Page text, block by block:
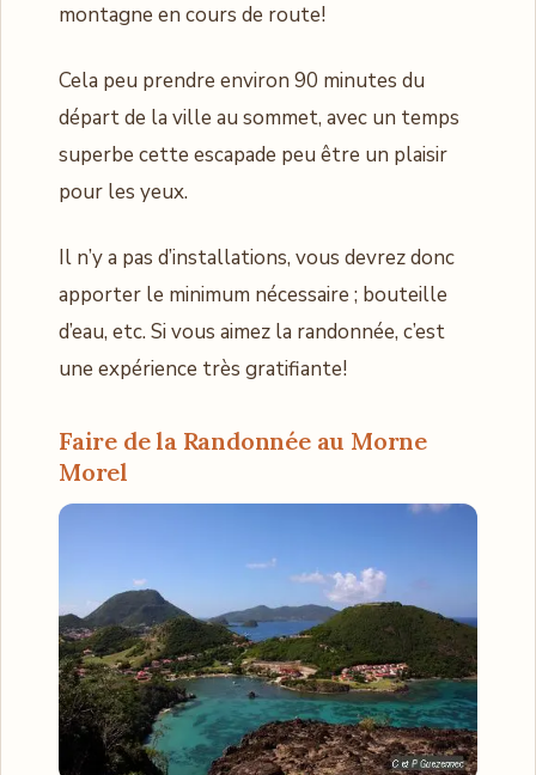
montagne en cours de route!
Cela peu prendre environ 90 minutes du
départ de la ville au sommet, avec un temps
superbe cette escapade peu être un plaisir
pour les yeux.
Il n’y a pas d’installations, vous devrez donc
apporter le minimum nécessaire ; bouteille
d’eau, etc. Si vous aimez la randonnée, c’est
une expérience très gratifiante!
Faire de la Randonnée au Morne
Morel